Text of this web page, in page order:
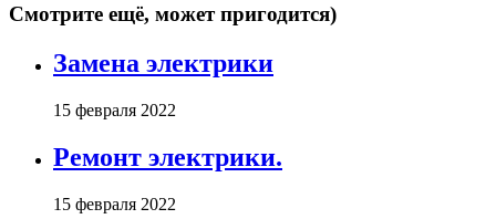
Смотрите ещё, может пригодится)
Замена электрики
15 февраля 2022
Ремонт электрики.
15 февраля 2022